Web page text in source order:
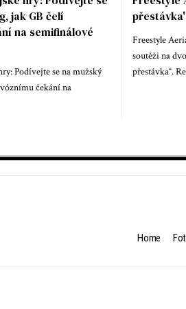
jak GB čelí
na semifinálové
Podívejte se na mužský
čekání na
přestávka'
Freestyle
soutěži na
přestávka“.
Home